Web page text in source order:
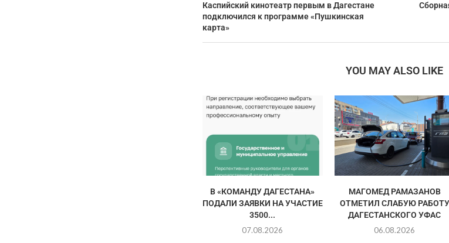
Каспийский кинотеатр первым в Дагестане
подключился к программе «Пушкинская
карта»
YOU MAY ALSO LIKE
В «КОМАНДУ ДАГЕСТАНА»
ПОДАЛИ ЗАЯВКИ НА УЧАСТИЕ
3500...
07.08.2026
МАГОМЕД РАМАЗАНОВ
ОТМЕТИЛ СЛАБУЮ РАБОТУ
ДАГЕСТАНСКОГО УФАС
06.08.2026